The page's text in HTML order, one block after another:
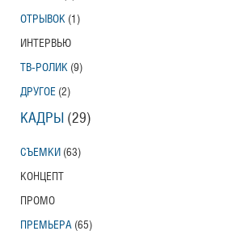
ОТРЫВОК (1)
ИНТЕРВЬЮ
ТВ-РОЛИК (9)
ДРУГОЕ (2)
КАДРЫ (29)
СЪЕМКИ (63)
КОНЦЕПТ
ПРОМО
ПРЕМЬЕРА (65)